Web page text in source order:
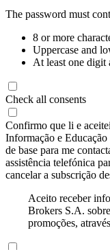
The password must
8 or more
Uppercase and
At least one digit
Check all consents
Confirmo que li e
Informação e
de base para me
assistência telefónica
cancelar a subscrição
Aceito receber
Brokers S.A.
promoções,